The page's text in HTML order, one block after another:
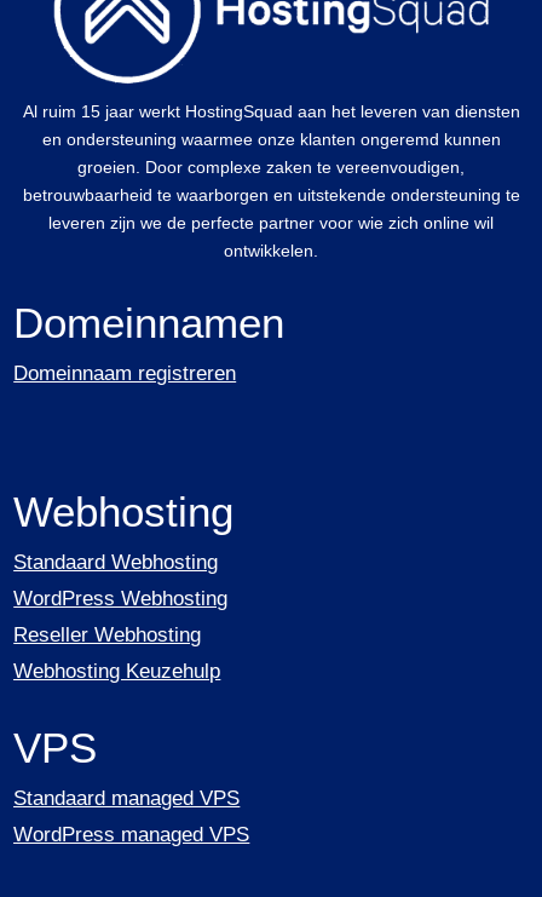
Al ruim 15 jaar werkt HostingSquad aan het leveren van diensten
en ondersteuning waarmee onze klanten ongeremd kunnen
groeien. Door complexe zaken te vereenvoudigen,
betrouwbaarheid te waarborgen en uitstekende ondersteuning te
leveren zijn we de perfecte partner voor wie zich online wil
ontwikkelen.
Domeinnamen
Domeinnaam registreren
Webhosting
Standaard Webhosting
WordPress Webhosting
Reseller Webhosting
Webhosting Keuzehulp
VPS
Standaard managed VPS
WordPress managed VPS